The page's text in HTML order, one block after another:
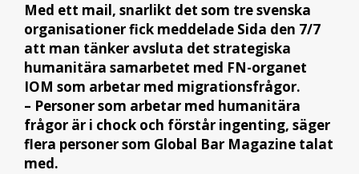
Med ett mail, snarlikt det som tre svenska
organisationer fick meddelade Sida den 7/7
att man tänker avsluta det strategiska
humanitära samarbetet med FN-organet
IOM som arbetar med migrationsfrågor.
– Personer som arbetar med humanitära
frågor är i chock och förstår ingenting, säger
flera personer som Global Bar Magazine talat
med.